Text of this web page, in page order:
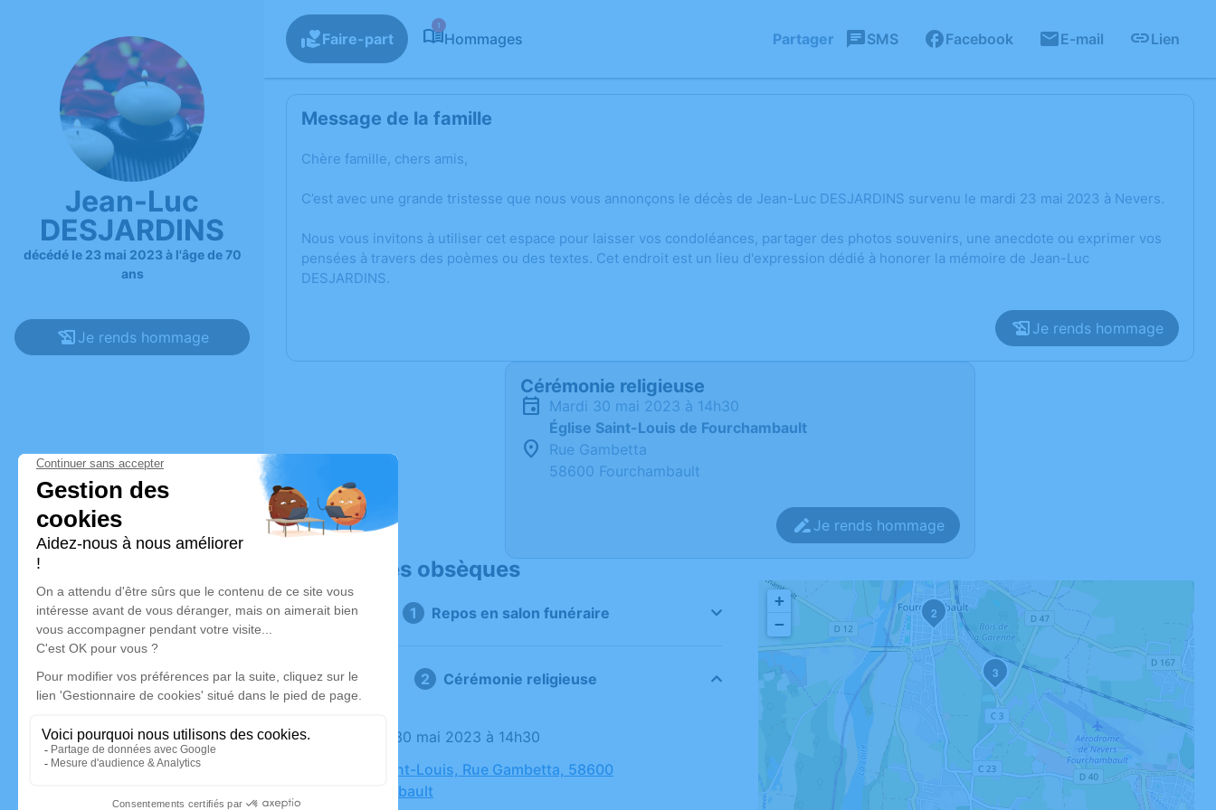
Jean-Luc
DESJARDINS
décédé le 23 mai 2023 à l'âge de 70
ans
Je rends hommage
Faire-part
1
Hommages Partager SMS Facebook E-mail Lien
Message de la famille
Chère famille, chers amis,
C’est avec une grande tristesse que nous vous annonçons le décès de Jean-Luc DESJARDINS survenu le mardi 23 mai 2023 à Nevers.
Nous vous invitons à utiliser cet espace pour laisser vos condoléances, partager des photos souvenirs, une anecdote ou exprimer vos
pensées à travers des poèmes ou des textes. Cet endroit est un lieu d'expression dédié à honorer la mémoire de Jean-Luc
DESJARDINS.
Je rends hommage
Cérémonie religieuse
mardi 30 mai 2023 à 14h30
Église Saint-Louis de Fourchambault
Rue Gambetta
58600 Fourchambault
Je rends hommage
Déroulé des obsèques
Repos en salon funéraire
Cérémonie religieuse
Le mardi 30 mai 2023 à 14h30
Église Saint-Louis, Rue Gambetta, 58600
Fourchambault
2
3
+
−